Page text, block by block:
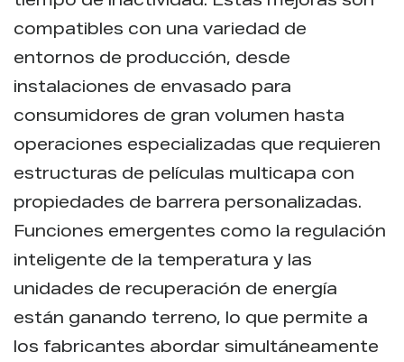
compatibles con una variedad de
entornos de producción, desde
instalaciones de envasado para
consumidores de gran volumen hasta
operaciones especializadas que requieren
estructuras de películas multicapa con
propiedades de barrera personalizadas.
Funciones emergentes como la regulación
inteligente de la temperatura y las
unidades de recuperación de energía
están ganando terreno, lo que permite a
los fabricantes abordar simultáneamente